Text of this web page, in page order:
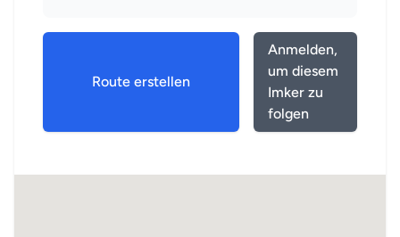
Route erstellen
Anmelden,
um diesem
Imker zu
folgen